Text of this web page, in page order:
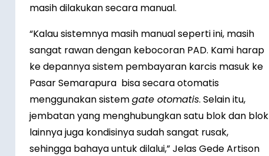
masih dilakukan secara manual.
“Kalau sistemnya masih manual seperti ini, masih
sangat rawan dengan kebocoran PAD. Kami harap
ke depannya sistem pembayaran karcis masuk ke
Pasar Semarapura bisa secara otomatis
menggunakan sistemgate otomatis. Selain itu,
jembatan yang menghubungkan satu blok dan blok
lainnya juga kondisinya sudah sangat rusak,
sehingga bahaya untuk dilalui,” Jelas Gede Artison